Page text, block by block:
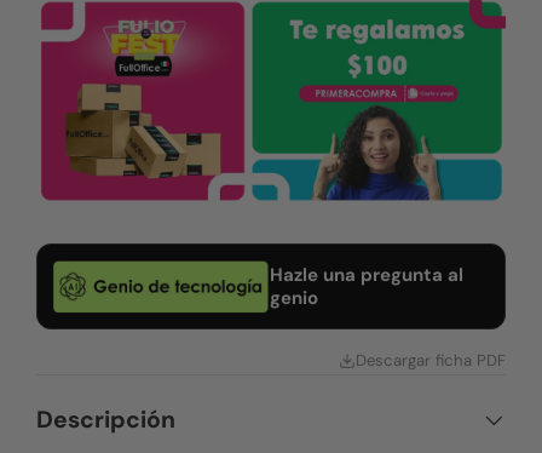
Hazle una pregunta al
genio
Descargar ficha PDF
Descripción